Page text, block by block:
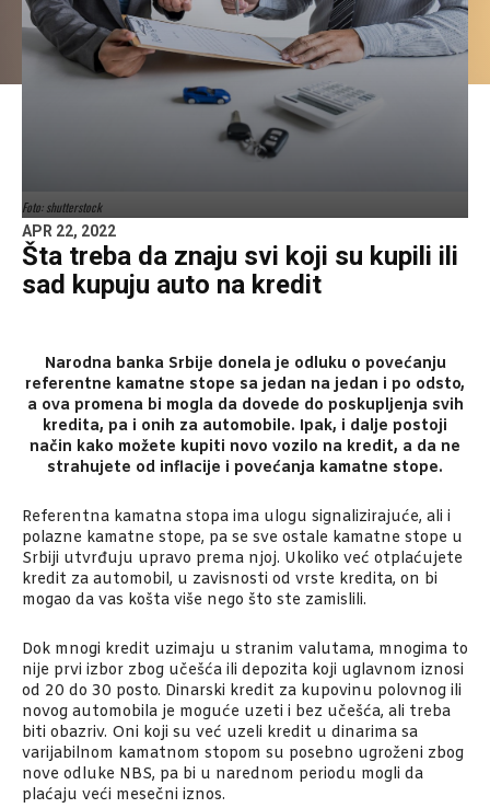
Foto: shutterstock
APR 22, 2022
Šta treba da znaju svi koji su kupili ili
sad kupuju auto na kredit
Narodna banka Srbije donela je odluku o povećanju
referentne kamatne stope sa jedan na jedan i po odsto,
a ova promena bi mogla da dovede do poskupljenja svih
kredita, pa i onih za automobile. Ipak, i dalje postoji
način kako možete kupiti novo vozilo na kredit, a da ne
strahujete od inflacije i povećanja kamatne stope.
Referentna kamatna stopa ima ulogu signalizirajuće, ali i
polazne kamatne stope, pa se sve ostale kamatne stope u
Srbiji utvrđuju upravo prema njoj. Ukoliko već otplaćujete
kredit za automobil, u zavisnosti od vrste kredita, on bi
mogao da vas košta više nego što ste zamislili.
Dok mnogi kredit uzimaju u stranim valutama, mnogima to
nije prvi izbor zbog učešća ili depozita koji uglavnom iznosi
od 20 do 30 posto. Dinarski kredit za kupovinu polovnog ili
novog automobila je moguće uzeti i bez učešća, ali treba
biti obazriv. Oni koji su već uzeli kredit u dinarima sa
varijabilnom kamatnom stopom su posebno ugroženi zbog
nove odluke NBS, pa bi u narednom periodu mogli da
plaćaju veći mesečni iznos.